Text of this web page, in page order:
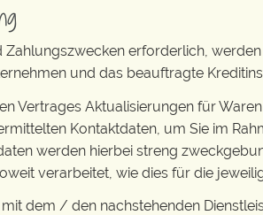
erforderlich,
und das beauftragte
Vertrages Aktualisierungen für
Kontaktdaten, um Sie im
werden hierbei streng
verarbeitet, wie dies für die
dem / den nachstehenden